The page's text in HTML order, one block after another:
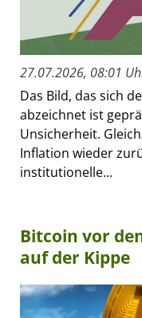
27.07.2026, 08:01
Das Bild, das sich
abzeichnet ist
Unsicherheit.
Inflation wieder
institutionelle...
Bitcoin vor
auf der Kippe